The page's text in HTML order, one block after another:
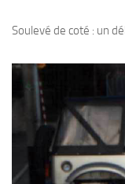
Soulevé de coté : un